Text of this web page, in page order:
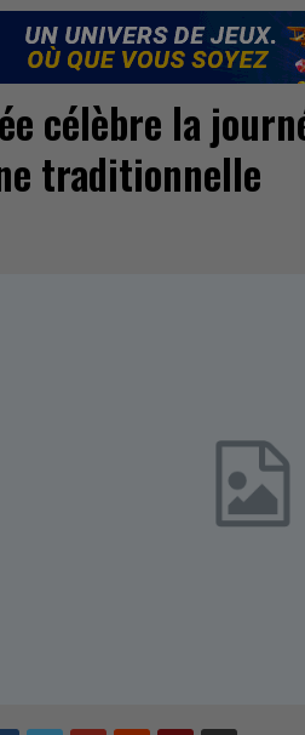
célèbre la
traditionnelle